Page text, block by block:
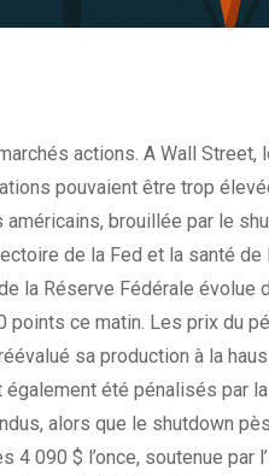
actions. A Wall
pouvaient être trop
brouillée par le
de la Fed et la santé de
la Réserve Fédérale
points ce matin. Les prix du
sa production à la
été pénalisés par
alors que le shutdown
4 090 $ l’once, soutenue